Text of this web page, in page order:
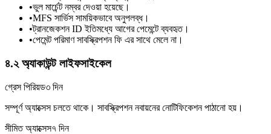
•ভুল মার্চেন্ট নম্বর দেওয়া হয়েছে।
•MFS সার্ভিস সাময়িকভাবে অনুপলব্ধ।
•ট্রানজেকশন ID ইতিমধ্যে আগের পেমেন্টে ব্যবহৃত।
•পেমেন্ট পরিমাণ সাবস্ক্রিপশন ফি এর সাথে মেলে না।
৪.২ অ্যাকাউন্ট লাইফসাইকেল
গ্রেস পিরিয়ড৩ দিন
সম্পূর্ণ অ্যাক্সেস চলতে থাকে। সাবস্ক্রিপশন নবায়নের নোটিফিকেশন পাঠানো হয়।
সীমিত অ্যাক্সেস৭ দিন